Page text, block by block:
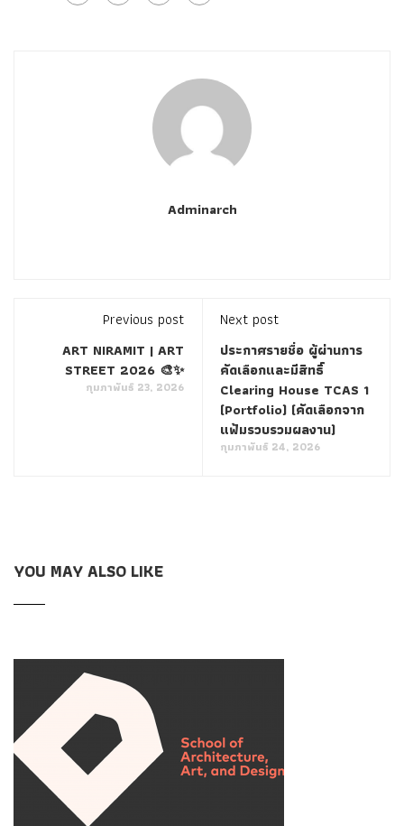
Adminarch
Previous post
ART NIRAMIT | ART
STREET 2026 🎨✨
กุมภาพันธ์ 23, 2026
Next post
ประกาศรายชื่อ ผู้ผ่านการ
คัดเลือกและมีสิทธิ์
Clearing House TCAS 1
(Portfolio) (คัดเลือกจาก
แฟ้มรวบรวมผลงาน)
กุมภาพันธ์ 24, 2026
YOU MAY ALSO LIKE